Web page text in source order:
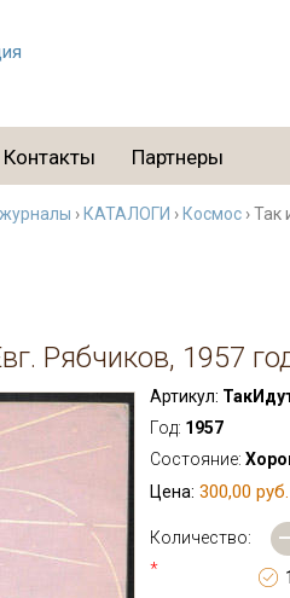
Контакты Партнеры
› КАТАЛОГИ › Космос ›
Рябчиков, 1957
Артикул:
Год: 1957
Состояние:
Цена: 300,00 руб.
Количество:
*